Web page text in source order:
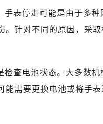
字楼A座7楼709室（需提
楼B座13层07室（需提前
表停走可能是由于多
针对不同的原因，采
查电池状态。大多数
需要更换电池或将手